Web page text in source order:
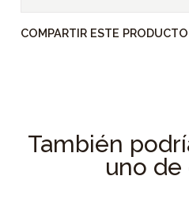
COMPARTIR ESTE PRODUCTO
También
uno de